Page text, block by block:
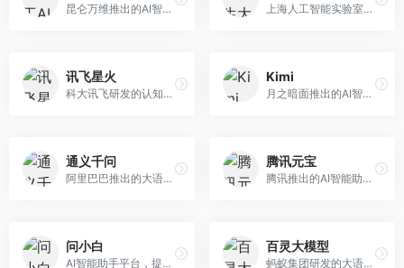
昆仑万维推出的AI智能助手，集成搜索、对话、创作等多种能力。面向普通用户和内容创作者，支持联网搜索、文本生成、图像理解等功能，响应速度快，免费使用。 上海人工智能实验室研发的开源大模型系列，支持多尺度和多模态。面向研究机构和开发者，开源生态完善，学术研究背景深厚，适合科研和定制开发。
讯飞星火
科大讯飞研发的认知智能大模型，深度融合语音识别和自然语言处理技术。面向企业用户和教育领域，提供语音交互、文档处理、代码生成等服务，中文语音识别准确率高。
Kimi
月之暗面推出的AI智能助手，核心优势在于超长文本处理能力，支持20万字以上文档分析。面向学术研究者、职场人士和内容创作者，提供文档解读、PPT生成、联网搜索等综合服务。
通义千问
阿里巴巴推出的大语言模型平台，提供对话问答、文档处理、图像理解、代码编写等全方位AI服务。面向企业用户和个人开发者，集成阿里云生态，支持多模态交互，企业级安全保障。
腾讯元宝
腾讯推出的AI智能助手，整合微信生态和腾讯云服务。面向普通用户和企业客户，支持文档解析、图像理解、联网搜索等功能，与腾讯产品无缝衔接，办公协作便捷。
问小白
AI智能助手平台，提供知识问答、文本创作、文档处理等服务。面向普通用户和职场人士，操作简便，响应速度快，支持多场景应用。
百灵大模型
蚂蚁集团研发的大语言模型平台，专注于金融科技和企业服务。面向金融机构和企业客户，提供智能客服、风险分析、文档处理等服务，金融场景理解深入。